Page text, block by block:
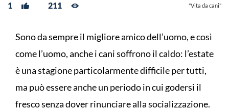
1 211 "Vita da cani"
Sono da sempre il migliore amico dell’uomo, e così
come l’uomo, anche i cani soffrono il caldo: l’estate
è una stagione particolarmente difficile per tutti,
ma può essere anche un periodo in cui godersi il
fresco senza dover rinunciare alla socializzazione.